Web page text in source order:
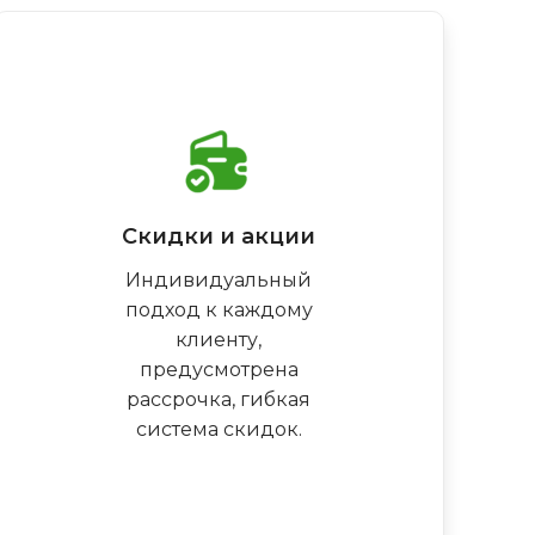
Скидки и акции
Индивидуальный
подход к каждому
клиенту,
предусмотрена
рассрочка, гибкая
система скидок.